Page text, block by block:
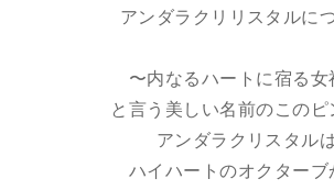
アンダラクリリスタルに
〜内なるハートに宿る女
と言う美しい名前のこのピ
アンダラクリスタル
ハイハートのオクターブ